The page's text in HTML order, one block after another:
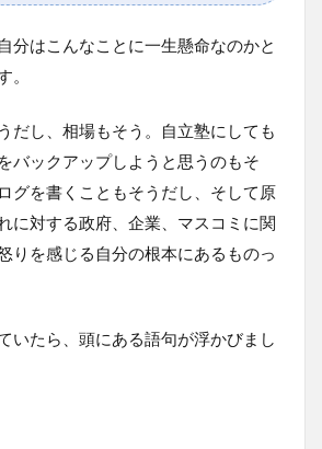
分はこんなことに一生懸命なのかと
。
だし、相場もそう。自立塾にしても
バックアップしようと思うのもそ
グを書くこともそうだし、そして原
に対する政府、企業、マスコミに関
りを感じる自分の根本にあるものっ
いたら、頭にある語句が浮かびまし